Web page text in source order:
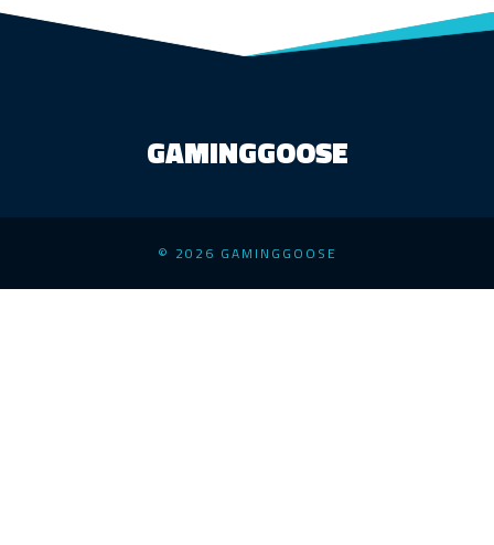
GAMINGGOOSE
© 2026 GAMINGGOOSE